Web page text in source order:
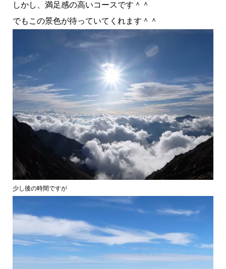
しかし、満足感の高いコースです＾＾
でもこの景色が待っていてくれます＾＾
少し後の時間ですが